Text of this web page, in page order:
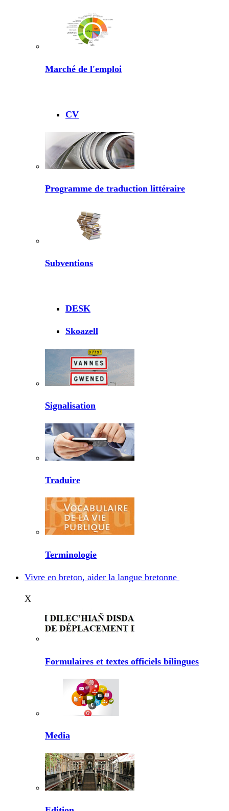
Marché de l'emploi
CV
Programme de traduction littéraire
Subventions
DESK
Skoazell
Signalisation
Traduire
Terminologie
Vivre en breton, aider la langue bretonne
X
Formulaires et textes officiels bilingues
Media